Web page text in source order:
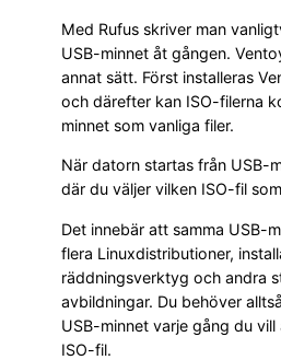
Med Rufus skriver man
USB-minnet åt gången.
annat sätt. Först installeras
och därefter kan ISO-filerna
minnet som vanliga filer.
När datorn startas från USB-
där du väljer vilken ISO-fil
Det innebär att samma USB-
flera Linuxdistributioner,
räddningsverktyg och andra
avbildningar. Du behöver
USB-minnet varje gång du vill
ISO-fil.